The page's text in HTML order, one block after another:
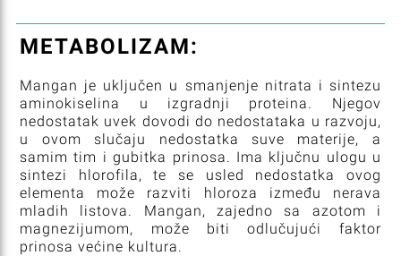
METABOLIZAM:
Mangan je uključen u smanjenje nitrata i sintezu
aminokiselina u izgradnji proteina. Njegov
nedostatak uvek dovodi do nedostataka u razvoju,
u ovom slučaju nedostatka suve materije, a
samim tim i gubitka prinosa. Ima ključnu ulogu u
sintezi hlorofila, te se usled nedostatka ovog
elementa može razviti hloroza između nerava
mladih listova. Mangan, zajedno sa azotom i
magnezijumom, može biti odlučujući faktor
prinosa većine kultura.